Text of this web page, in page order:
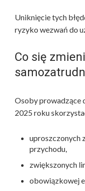
Uniknięcie tych
ryzyko wezwań do
Co się
Osoby prowadzące
2025 roku
uproszczonych
przychodu,
zwiększonych
obowiązkowej